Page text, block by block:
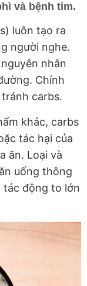
và bệnh tim.
luôn tạo ra
người nghe.
nhân
Chính
carbs.
khác, carbs
tác hại của
ăn. Loại và
uống thông
tác động to lớn